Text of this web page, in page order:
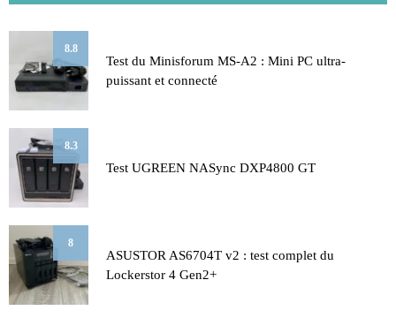
8.8
Test du Minisforum MS-A2 : Mini PC ultra-
puissant et connecté
8.3
Test UGREEN NASync DXP4800 GT
8
ASUSTOR AS6704T v2 : test complet du
Lockerstor 4 Gen2+